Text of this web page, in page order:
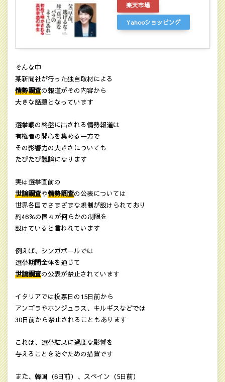
楽天市場
Yahooショッピング
そんな中
某新聞社が行った独自取材による
情勢調査の報道がその内容から
大きな話題となっています
選挙戦の終盤に出される情勢報道は
有権者の関心を集める一方で
その影響力の大きさについても
たびたび議論になります
実は選挙直前の
世論調査や情勢調査の公表については
世界各国でさまざまな規制が設けられており
約46％の国々が何らかの制限を
設けていると言われています
例えば、シンガポールでは
選挙期間全体を通じて
世論調査の公表が禁止されています
イタリアでは投票日の15日前から
アンゴラやホンジュラス、キルギスなどでは
30日前から禁止されることもあります
これは、選挙結果に過度な影響を
与えることを防ぐための措置です
また、韓国（6日前）、スペイン（5日前）